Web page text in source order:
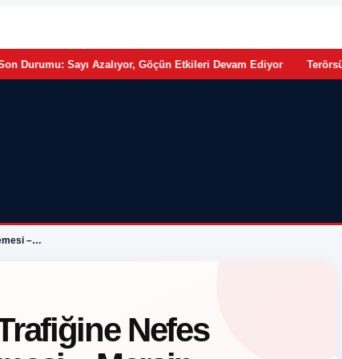
Devam Ediyor •Terörsüz Türkiye Yasası Meclis Yolunda
–…
Nefes